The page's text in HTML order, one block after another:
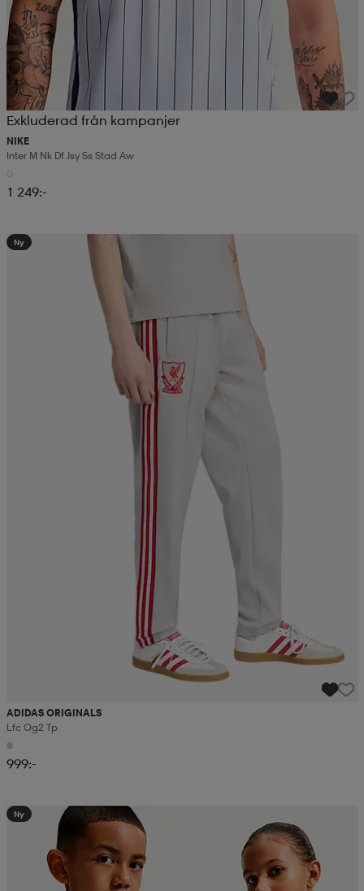
Exkluderad från kampanjer
NIKE
Inter M Nk Df Jsy Ss Stad Aw
1 249:-
Ny
ADIDAS ORIGINALS
Lfc Og2 Tp
999:-
Ny